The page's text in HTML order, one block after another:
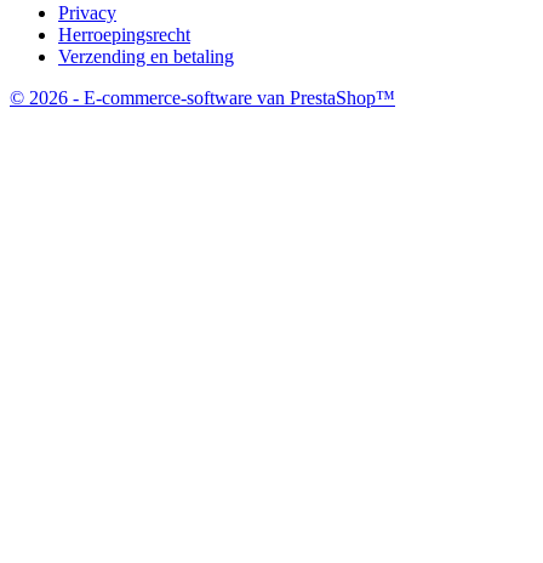
Privacy
Herroepingsrecht
Verzending en betaling
© 2026 - E-commerce-software van PrestaShop™